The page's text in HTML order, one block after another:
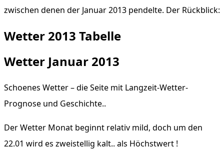
zwischen denen der Januar 2013 pendelte. Der Rückblick:
Wetter 2013 Tabelle
Wetter Januar 2013
Schoenes Wetter – die Seite mit Langzeit-Wetter-
Prognose und Geschichte..
Der Wetter Monat beginnt relativ mild, doch um den
22.01 wird es zweistellig kalt.. als Höchstwert !